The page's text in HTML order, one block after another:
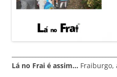
Lá no Frai é assim… Fraiburgo,